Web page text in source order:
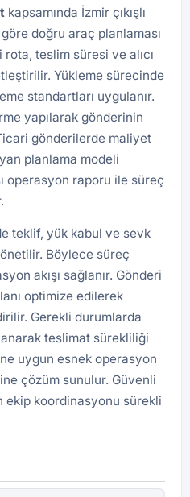
kapsamında İzmir çıkışlı
doğru araç planlaması
teslim süresi ve alıcı
Yükleme sürecinde
standartları uygulanır.
yapılarak gönderinin
gönderilerde maliyet
planlama modeli
operasyon raporu ile süreç
teklif, yük kabul ve sevk
Böylece süreç
akışı sağlanır. Gönderi
optimize edilerek
Gerekli durumlarda
teslimat sürekliliği
uygun esnek operasyon
çözüm sunulur. Güvenli
ekip koordinasyonu sürekli